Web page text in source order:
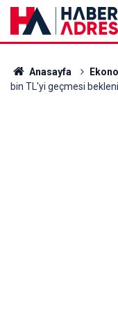
Anasayfa
bin TL'yi geçmesi